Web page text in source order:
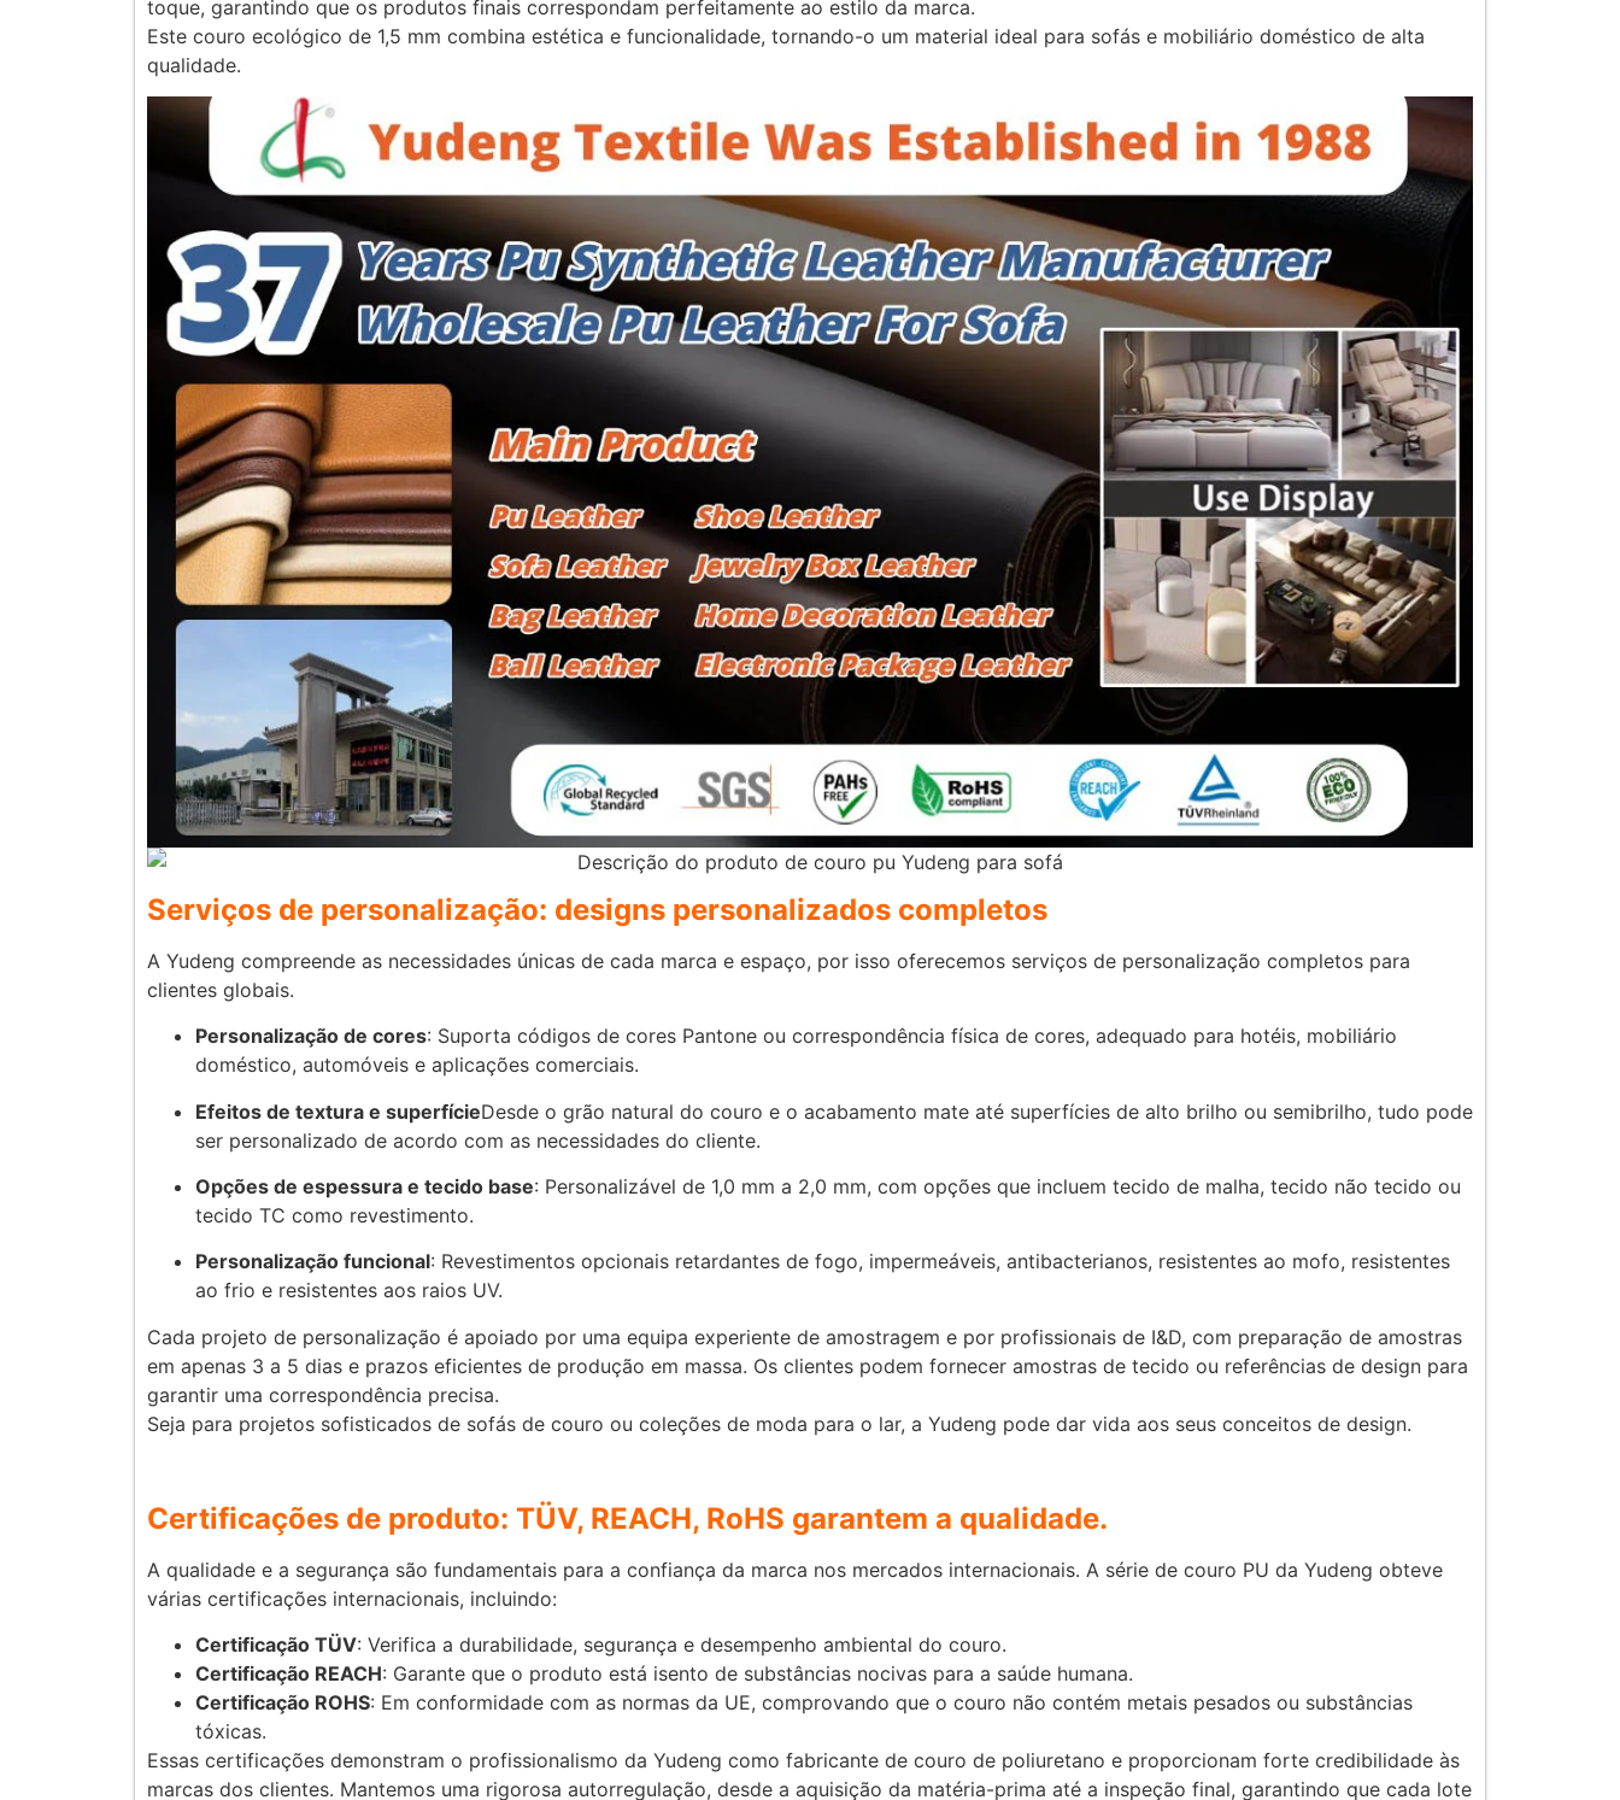
toque, garantindo que os produtos finais correspondam perfeitamente ao estilo da marca.
Este couro ecológico de 1,5 mm combina estética e funcionalidade, tornando-o um material ideal para sofás e mobiliário doméstico de alta
qualidade.
Serviços de personalização: designs personalizados completos
A Yudeng compreende as necessidades únicas de cada marca e espaço, por isso oferecemos serviços de personalização completos para
clientes globais.
Personalização de cores: Suporta códigos de cores Pantone ou correspondência física de cores, adequado para hotéis, mobiliário
doméstico, automóveis e aplicações comerciais.
Efeitos de textura e superfícieDesde o grão natural do couro e o acabamento mate até superfícies de alto brilho ou semibrilho, tudo pode
ser personalizado de acordo com as necessidades do cliente.
Opções de espessura e tecido base: Personalizável de 1,0 mm a 2,0 mm, com opções que incluem tecido de malha, tecido não tecido ou
tecido TC como revestimento.
Personalização funcional: Revestimentos opcionais retardantes de fogo, impermeáveis, antibacterianos, resistentes ao mofo, resistentes
ao frio e resistentes aos raios UV.
Cada projeto de personalização é apoiado por uma equipa experiente de amostragem e por profissionais de I&D, com preparação de amostras
em apenas 3 a 5 dias e prazos eficientes de produção em massa. Os clientes podem fornecer amostras de tecido ou referências de design para
garantir uma correspondência precisa.
Seja para projetos sofisticados de sofás de couro ou coleções de moda para o lar, a Yudeng pode dar vida aos seus conceitos de design.
Certificações de produto: TÜV, REACH, RoHS garantem a qualidade.
A qualidade e a segurança são fundamentais para a confiança da marca nos mercados internacionais. A série de couro PU da Yudeng obteve
várias certificações internacionais, incluindo:
Certificação TÜV: Verifica a durabilidade, segurança e desempenho ambiental do couro.
Certificação REACH: Garante que o produto está isento de substâncias nocivas para a saúde humana.
Certificação ROHS: Em conformidade com as normas da UE, comprovando que o couro não contém metais pesados ou substâncias
tóxicas.
Essas certificações demonstram o profissionalismo da Yudeng como fabricante de couro de poliuretano e proporcionam forte credibilidade às
marcas dos clientes. Mantemos uma rigorosa autorregulação, desde a aquisição da matéria-prima até a inspeção final, garantindo que cada lote